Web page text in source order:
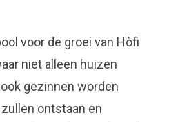
voor de groei van Hòfi
niet alleen huizen
gezinnen worden
ontstaan en